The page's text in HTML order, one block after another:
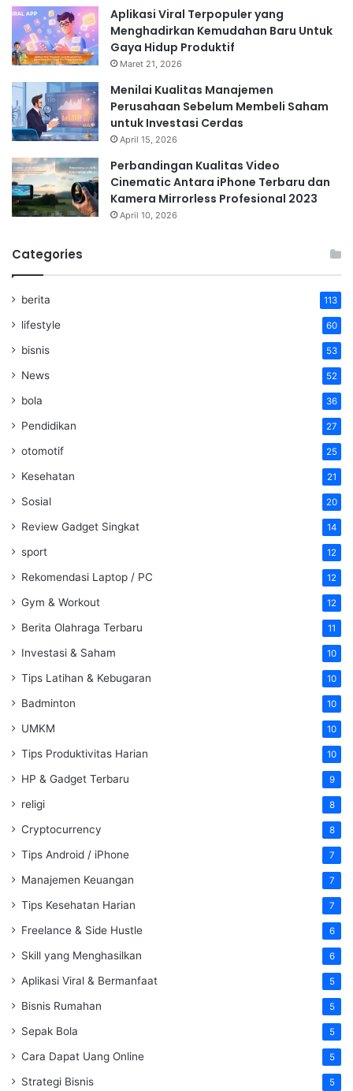
Aplikasi Viral Terpopuler yang
Menghadirkan Kemudahan Baru Untuk
Gaya Hidup Produktif
Maret 21, 2026
Menilai Kualitas Manajemen
Perusahaan Sebelum Membeli Saham
untuk Investasi Cerdas
April 15, 2026
Perbandingan Kualitas Video
Cinematic Antara iPhone Terbaru dan
Kamera Mirrorless Profesional 2023
April 10, 2026
Categories
berita 113
lifestyle 60
bisnis 53
News 52
bola 36
Pendidikan 27
otomotif 25
Kesehatan 21
Sosial 20
Review Gadget Singkat 14
sport 12
Rekomendasi Laptop / PC 12
Gym & Workout 12
Berita Olahraga Terbaru 11
Investasi & Saham 10
Tips Latihan & Kebugaran 10
Badminton 10
UMKM 10
Tips Produktivitas Harian 10
HP & Gadget Terbaru 9
religi 8
Cryptocurrency 8
Tips Android / iPhone 7
Manajemen Keuangan 7
Tips Kesehatan Harian 7
Freelance & Side Hustle 6
Skill yang Menghasilkan 6
Aplikasi Viral & Bermanfaat 5
Bisnis Rumahan 5
Sepak Bola 5
Cara Dapat Uang Online 5
Strategi Bisnis 5